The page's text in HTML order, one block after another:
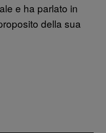
e ha parlato in
della sua